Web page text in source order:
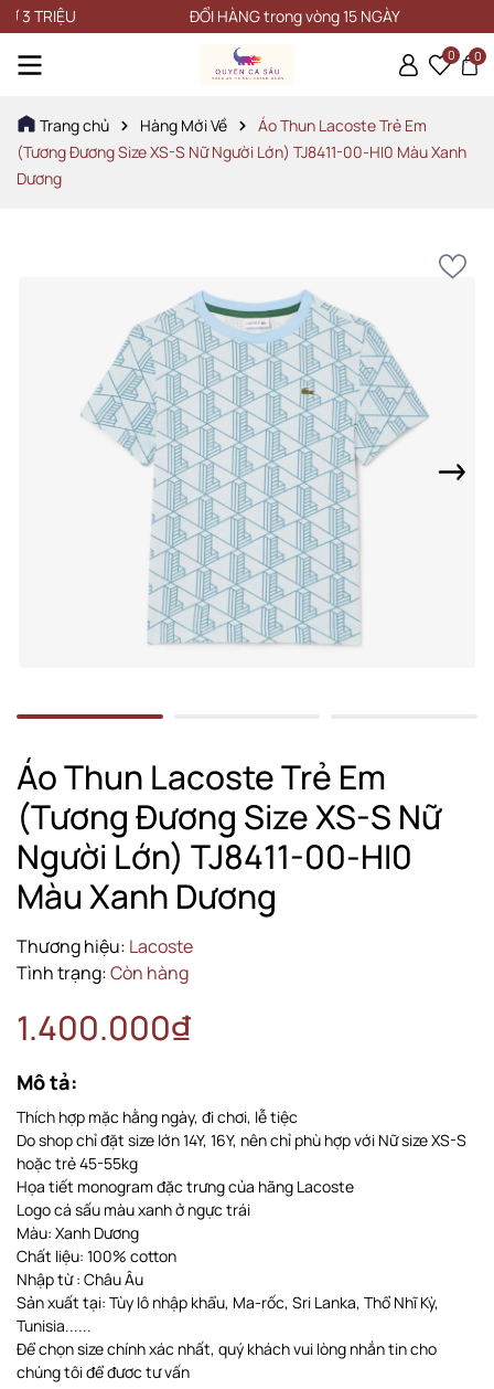
ĐỔI HÀNG trong vòng 15 NGÀY
0 0
Trang chủ Hàng Mới Về
Áo Thun Lacoste Trẻ Em
(Tương Đương Size XS-S Nữ Người Lớn) TJ8411-00-HI0 Màu Xanh
Dương
Áo Thun Lacoste Trẻ Em
(Tương Đương Size XS-S Nữ
Người Lớn) TJ8411-00-HI0
Màu Xanh Dương
Thương hiệu: Lacoste
Tình trạng:Còn hàng
1.400.000₫
Mô tả:
Thích hợp mặc hằng ngày, đi chơi, lễ tiệc
Do shop chỉ đặt size lớn 14Y, 16Y, nên chỉ phù hợp với Nữ size XS-S
hoặc trẻ 45-55kg
Họa tiết monogram đặc trưng của hãng Lacoste
Logo cá sấu màu xanh ở ngực trái
Màu: Xanh Dương
Chất liệu: 100% cotton
Nhập từ : Châu Âu
Sản xuất tại: Tùy lô nhập khẩu, Ma-rốc, Sri Lanka, Thổ Nhĩ Kỳ,
Tunisia......
Để chọn size chính xác nhất, quý khách vui lòng nhắn tin cho
chúng tôi để đươc tư vấn